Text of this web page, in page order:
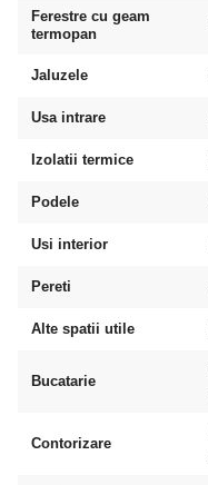
Ferestre cu geam
termopan
Jaluzele
Usa intrare
Izolatii termice
Podele
Usi interior
Pereti
Alte spatii utile
Bucatarie
Contorizare